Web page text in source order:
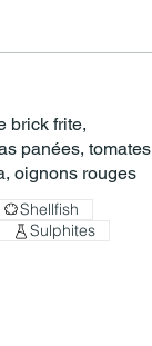
brick frite,
panées, tomates
oignons rouges
Shellfish
Sulphites